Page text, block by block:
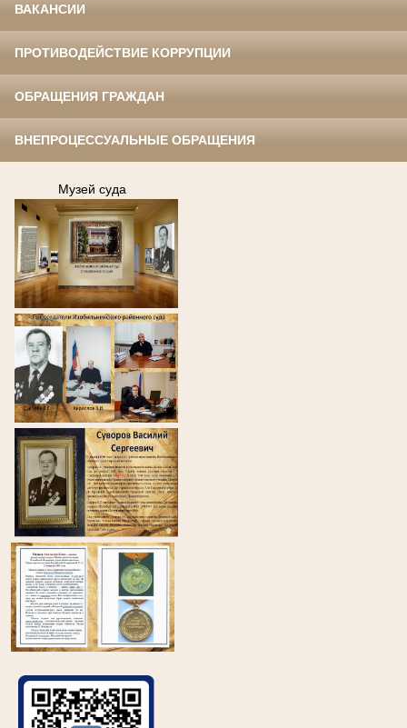
ВАКАНСИИ
ПРОТИВОДЕЙСТВИЕ КОРРУПЦИИ
ОБРАЩЕНИЯ ГРАЖДАН
ВНЕПРОЦЕССУАЛЬНЫЕ ОБРАЩЕНИЯ
Музей суда